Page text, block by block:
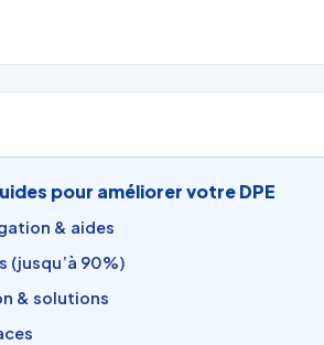
pour améliorer votre DPE
& aides
(jusqu’à 90%)
& solutions